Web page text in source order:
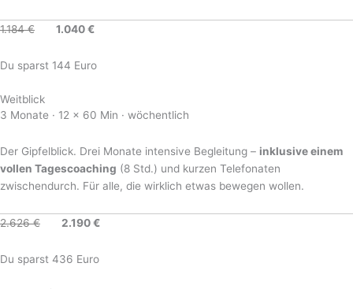
1.184 € 1.040 €
Du sparst 144 Euro
Weitblick
3 Monate · 12 × 60 Min · wöchentlich
Der Gipfelblick. Drei Monate intensive Begleitung – inklusive einem
vollen Tagescoaching (8 Std.) und kurzen Telefonaten
zwischendurch. Für alle, die wirklich etwas bewegen wollen.
2.626 € 2.190 €
Du sparst 436 Euro